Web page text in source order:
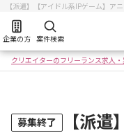
【派遣】【アイドル系IPゲーム】ア
企業の方 案件検索
クリエイターのフリーランス求人・
募集終了 【派